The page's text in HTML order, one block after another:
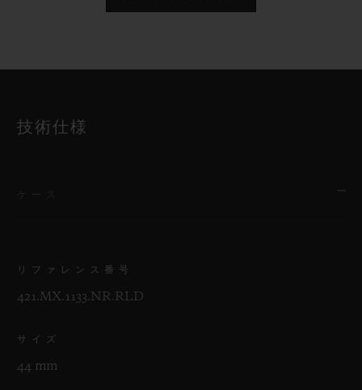
技術仕様
リファレンス番号
421.MX.1133.NR.RLD
サイズ
44 mm